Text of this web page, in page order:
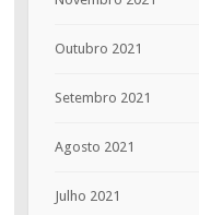
Outubro 2021
Setembro 2021
Agosto 2021
Julho 2021